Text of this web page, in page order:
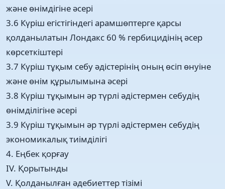
және өнімдігіне әсері
3.6 Күріш егістігіндегі арaмшөптерге қарсы
қолданылатын Лондакс 60 % гербицидінің әсер
көрсеткіштері
3.7 Күріш тұқым себу әдістерінің оның өсіп өнуіне
және өнім құрылымына әсері
3.8 Күріш тұқымын әр түрлі әдістермен себудің
өнімділігіне әсері
3.9 Күріш тұқымын әр түрлі әдістермен себудің
экономикалық тиімділігі
4. Еңбек қорғау
IV. Қорытынды
V. Қолданылған әдебиеттер тізімі